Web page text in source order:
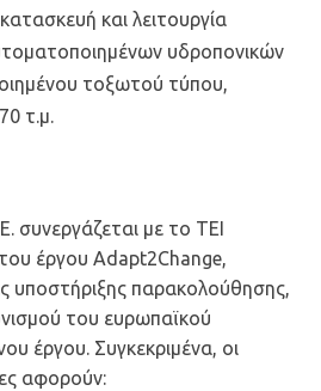
και λειτουργία
υδροπονικών
τοξωτού τύπου,
τ.μ.
συνεργάζεται με το ΤΕΙ
έργου Adapt2Change,
υποστήριξης παρακολούθησης,
του ευρωπαϊκού
έργου. Συγκεκριμένα, οι
αφορούν: